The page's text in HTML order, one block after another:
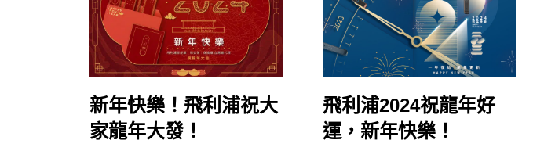
新年快樂！飛利浦祝大
家龍年大發！
飛利浦2024祝龍年好
運，新年快樂！